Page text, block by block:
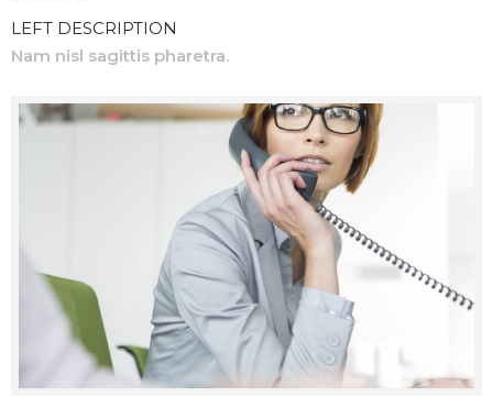
LEFT DESCRIPTION
Nam nisl sagittis pharetra.